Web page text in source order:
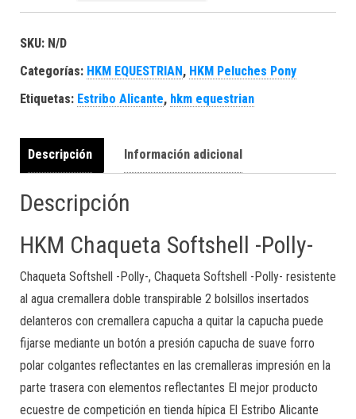
SKU: N/D
Categorías: HKM EQUESTRIAN, HKM Peluches Pony
Etiquetas: Estribo Alicante, hkm equestrian
Descripción Información adicional
Descripción
HKM Chaqueta Softshell -Polly-
Chaqueta Softshell -Polly-, Chaqueta Softshell -Polly- resistente
al agua cremallera doble transpirable 2 bolsillos insertados
delanteros con cremallera capucha a quitar la capucha puede
fijarse mediante un botón a presión capucha de suave forro
polar colgantes reflectantes en las cremalleras impresión en la
parte trasera con elementos reflectantes El mejor producto
ecuestre de competición en tienda hípica El Estribo Alicante